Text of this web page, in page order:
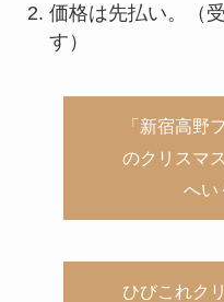
価格は先払い。（
す）
「新宿高野
のクリスマ
へい
ひびこれク